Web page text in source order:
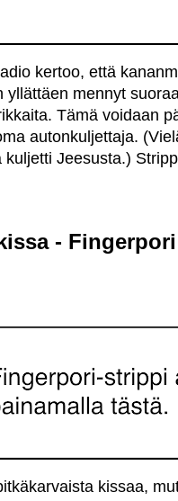
kertoo, että
yllättäen mennyt
Tämä voidaan
autonkuljettaja.
Jeesusta.)
-
kissaa,